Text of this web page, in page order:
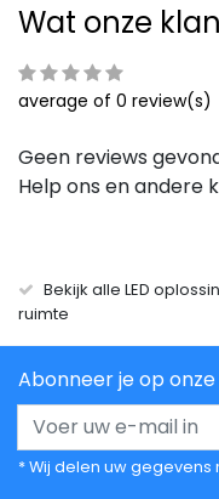
Wat onze
average of 0 review(s)
Geen reviews
Help ons en andere
Bekijk alle LED
ruimte
Abonneer je op
* Wij delen uw gegevens